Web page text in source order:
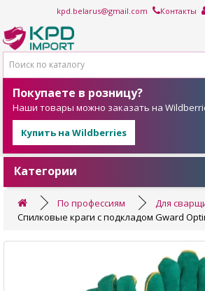
kpd.belarus@gmail.com
Контакты
Покупаете в розницу?
Наши товары можно заказать на
Купить на Wildberries
Категории
По профессиям
Для
Спилковые краги с подкладом Gward